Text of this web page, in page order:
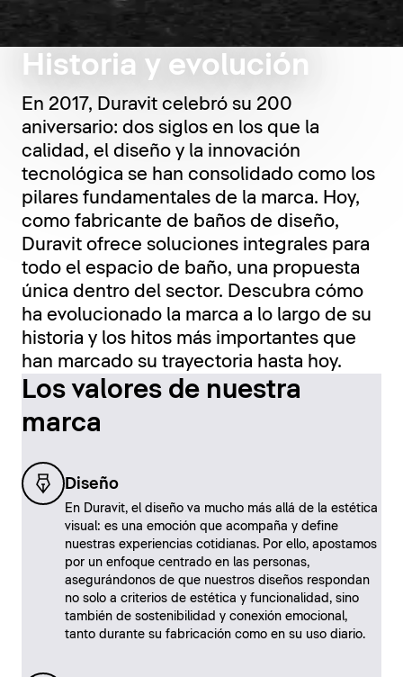
Historia y evolución
En 2017, Duravit celebró su 200
aniversario: dos siglos en los que la
calidad, el diseño y la innovación
tecnológica se han consolidado como los
pilares fundamentales de la marca. Hoy,
como fabricante de baños de diseño,
Duravit ofrece soluciones integrales para
todo el espacio de baño, una propuesta
única dentro del sector. Descubra cómo
ha evolucionado la marca a lo largo de su
historia y los hitos más importantes que
han marcado su trayectoria hasta hoy.
Loading...
Los valores de nuestra
marca
Diseño
En Duravit, el diseño va mucho más allá de la estética
visual: es una emoción que acompaña y define
nuestras experiencias cotidianas. Por ello, apostamos
por un enfoque centrado en las personas,
asegurándonos de que nuestros diseños respondan
no solo a criterios de estética y funcionalidad, sino
también de sostenibilidad y conexión emocional,
tanto durante su fabricación como en su uso diario.